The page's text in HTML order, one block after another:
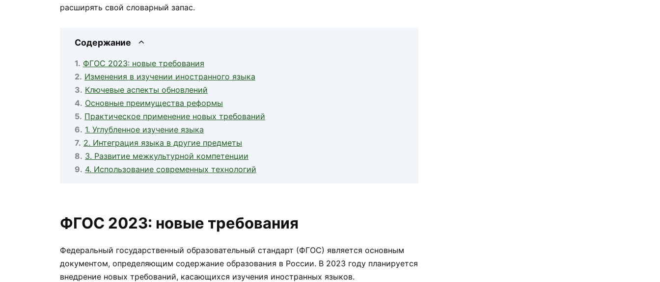
расширять свой словарный запас.
Содержание
ФГОС 2023: новые требования
Изменения в изучении иностранного языка
Ключевые аспекты обновлений
Основные преимущества реформы
Практическое применение новых требований
1. Углубленное изучение языка
2. Интеграция языка в другие предметы
3. Развитие межкультурной компетенции
4. Использование современных технологий
ФГОС 2023: новые требования
Федеральный государственный образовательный стандарт (ФГОС) является основным
документом, определяющим содержание образования в России. В 2023 году планируется
внедрение новых требований, касающихся изучения иностранных языков.